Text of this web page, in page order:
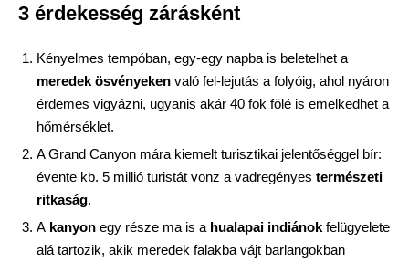
3 érdekesség zárásként
Kényelmes tempóban, egy-egy napba is beletelhet a
meredek ösvényeken való fel-lejutás a folyóig, ahol nyáron
érdemes vigyázni, ugyanis akár 40 fok fölé is emelkedhet a
hőmérséklet.
A Grand Canyon mára kiemelt turisztikai jelentőséggel bír:
évente kb. 5 millió turistát vonz a vadregényes természeti
ritkaság.
A kanyon egy része ma is a hualapai indiánok felügyelete
alá tartozik, akik meredek falakba vájt barlangokban